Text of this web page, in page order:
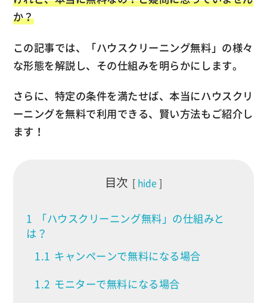
か？
この記事では、「ハウスクリーニング無料」の様々
な形態を解説し、その仕組みを明らかにします。
さらに、特定の条件を満たせば、本当にハウスクリ
ーニングを無料で利用できる、賢い方法もご紹介し
ます！
目次 hide
1
「ハウスクリーニング無料」の仕組みと
は？
1.1 キャンペーンで無料になる場合
1.2 モニターで無料になる場合